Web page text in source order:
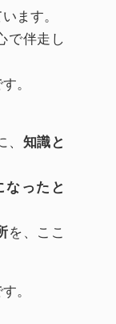
ます。
で伴走し
。
知識と
なったと
を、ここ
。